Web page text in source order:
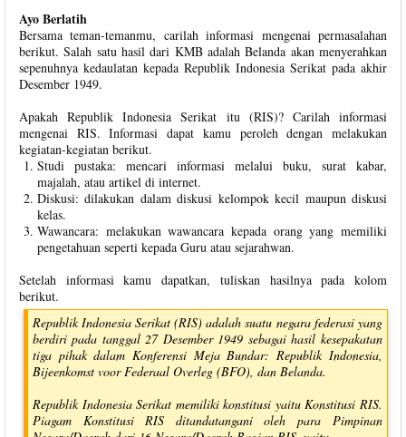
Ayo Berlatih
Bersama teman-temanmu, carilah informasi mengenai permasalahan
berikut. Salah satu hasil dari KMB adalah Belanda akan menyerahkan
sepenuhnya kedaulatan kepada Republik Indonesia Serikat pada akhir
Desember 1949.
Apakah Republik Indonesia Serikat itu (RIS)? Carilah informasi
mengenai RIS. Informasi dapat kamu peroleh dengan melakukan
kegiatan-kegiatan berikut.
Studi pustaka: mencari informasi melalui buku, surat kabar,
majalah, atau artikel di internet.
Diskusi: dilakukan dalam diskusi kelompok kecil maupun diskusi
kelas.
Wawancara: melakukan wawancara kepada orang yang memiliki
pengetahuan seperti kepada Guru atau sejarahwan.
Setelah informasi kamu dapatkan, tuliskan hasilnya pada kolom
berikut.
Republik Indonesia Serikat (RIS) adalah suatu negara federasi yang
berdiri pada tanggal 27 Desember 1949 sebagai hasil kesepakatan
tiga pihak dalam Konferensi Meja Bundar: Republik Indonesia,
Bijeenkomst voor Federaal Overleg (BFO), dan Belanda.
Republik Indonesia Serikat memiliki konstitusi yaitu Konstitusi RIS.
Piagam Konstitusi RIS ditandatangani oleh para Pimpinan